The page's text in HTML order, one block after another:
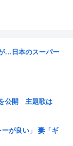
…日本のスーパー
を公開 主題歌は
ーが良い」 妻「ギ